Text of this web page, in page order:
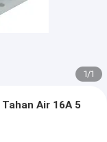
1/1
Air 16A 5